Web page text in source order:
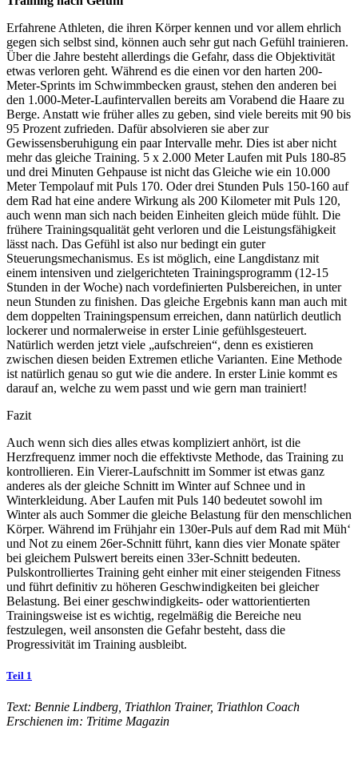
Erfahrene Athleten, die ihren Körper kennen und vor allem ehrlich
gegen sich selbst sind, können auch sehr gut nach Gefühl trainieren.
Über die Jahre besteht allerdings die Gefahr, dass die Objektivität
etwas verloren geht. Während es die einen vor den harten 200-
Meter-Sprints im Schwimmbecken graust, stehen den anderen bei
den 1.000-Meter-Laufintervallen bereits am Vorabend die Haare zu
Berge. Anstatt wie früher alles zu geben, sind viele bereits mit 90 bis
95 Prozent zufrieden. Dafür absolvieren sie aber zur
Gewissensberuhigung ein paar Intervalle mehr. Dies ist aber nicht
mehr das gleiche Training. 5 x 2.000 Meter Laufen mit Puls 180-85
und drei Minuten Gehpause ist nicht das Gleiche wie ein 10.000
Meter Tempolauf mit Puls 170. Oder drei Stunden Puls 150-160 auf
dem Rad hat eine andere Wirkung als 200 Kilometer mit Puls 120,
auch wenn man sich nach beiden Einheiten gleich müde fühlt. Die
frühere Trainingsqualität geht verloren und die Leistungsfähigkeit
lässt nach. Das Gefühl ist also nur bedingt ein guter
Steuerungsmechanismus. Es ist möglich, eine Langdistanz mit
einem intensiven und zielgerichteten Trainingsprogramm (12-15
Stunden in der Woche) nach vordefinierten Pulsbereichen, in unter
neun Stunden zu finishen. Das gleiche Ergebnis kann man auch mit
dem doppelten Trainingspensum erreichen, dann natürlich deutlich
lockerer und normalerweise in erster Linie gefühlsgesteuert.
Natürlich werden jetzt viele „aufschreien“, denn es existieren
zwischen diesen beiden Extremen etliche Varianten. Eine Methode
ist natürlich genau so gut wie die andere. In erster Linie kommt es
darauf an, welche zu wem passt und wie gern man trainiert!
Fazit
Auch wenn sich dies alles etwas kompliziert anhört, ist die
Herzfrequenz immer noch die effektivste Methode, das Training zu
kontrollieren. Ein Vierer-Laufschnitt im Sommer ist etwas ganz
anderes als der gleiche Schnitt im Winter auf Schnee und in
Winterkleidung. Aber Laufen mit Puls 140 bedeutet sowohl im
Winter als auch Sommer die gleiche Belastung für den menschlichen
Körper. Während im Frühjahr ein 130er-Puls auf dem Rad mit Müh‘
und Not zu einem 26er-Schnitt führt, kann dies vier Monate später
bei gleichem Pulswert bereits einen 33er-Schnitt bedeuten.
Pulskontrolliertes Training geht einher mit einer steigenden Fitness
und führt definitiv zu höheren Geschwindigkeiten bei gleicher
Belastung. Bei einer geschwindigkeits- oder wattorientierten
Trainingsweise ist es wichtig, regelmäßig die Bereiche neu
festzulegen, weil ansonsten die Gefahr besteht, dass die
Progressivität im Training ausbleibt.
Teil 1
Text: Bennie Lindberg, Triathlon Trainer, Triathlon Coach
Erschienen im: Tritime Magazin